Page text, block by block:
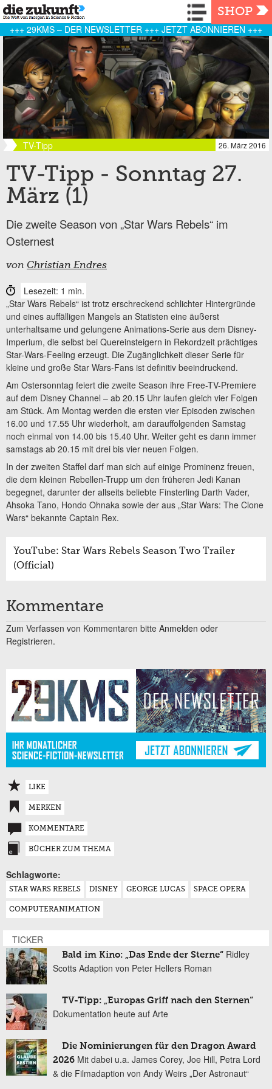
Navigation
SHOP
+++ 29KMS – DER NEWSLETTER +++ JETZT ABONNIEREN +++
TV-Tipp 26. März 2016
TV-Tipp - Sonntag 27.
März (1)
Die zweite Season von „Star Wars Rebels“ im
Osternest
von Christian Endres
Lesezeit: 1 min.
„Star Wars Rebels“ ist trotz erschreckend schlichter Hintergründe
und eines auffälligen Mangels an Statisten eine äußerst
unterhaltsame und gelungene Animations-Serie aus dem Disney-
Imperium, die selbst bei Quereinsteigern in Rekordzeit prächtiges
Star-Wars-Feeling erzeugt. Die Zugänglichkeit dieser Serie für
kleine und große Star Wars-Fans ist definitiv beeindruckend.
Am Ostersonntag feiert die zweite Season ihre Free-TV-Premiere
auf dem Disney Channel – ab 20.15 Uhr laufen gleich vier Folgen
am Stück. Am Montag werden die ersten vier Episoden zwischen
16.00 und 17.55 Uhr wiederholt, am darauffolgenden Samstag
noch einmal von 14.00 bis 15.40 Uhr. Weiter geht es dann immer
samstags ab 20.15 mit drei bis vier neuen Folgen.
In der zweiten Staffel darf man sich auf einige Prominenz freuen,
die dem kleinen Rebellen-Trupp um den früheren Jedi Kanan
begegnet, darunter der allseits beliebte Finsterling Darth Vader,
Ahsoka Tano, Hondo Ohnaka sowie der aus „Star Wars: The Clone
Wars“ bekannte Captain Rex.
YouTube: Star Wars Rebels Season Two Trailer
(Official)
Kommentare
Zum Verfassen von Kommentaren bitte Anmelden oder
Registrieren.
LIKE
MERKEN
KOMMENTARE
BÜCHER ZUM THEMA
Schlagworte:
STAR WARS REBELS DISNEY GEORGE LUCAS SPACE OPERA
COMPUTERANIMATION
TICKER
Bald im Kino: „Das Ende der Sterne“ Ridley
Scotts Adaption von Peter Hellers Roman
TV-Tipp: „Europas Griff nach den Sternen“
Dokumentation heute auf Arte
Die Nominierungen für den Dragon Award
2026 Mit dabei u.a. James Corey, Joe Hill, Petra Lord
& die Filmadaption von Andy Weirs „Der Astronaut“